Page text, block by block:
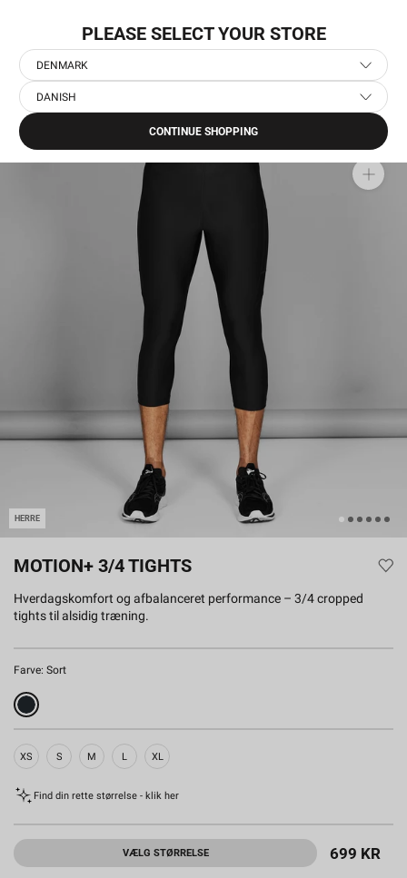
indhold
Hjem Motion+ 3/4 Tights
HERRE
MOTION+ 3/4 TIGHTS
Hverdagskomfort og afbalanceret performance – 3/4 cropped
tights til alsidig træning.
Farve: Sort
XS S M L XL
Find din rette størrelse - klik her
VÆLG STØRRELSE 699 KR
PLEASE SELECT YOUR STORE
DENMARK
DANISH
CONTINUE SHOPPING